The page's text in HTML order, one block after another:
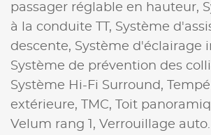
passager réglable en hauteur,
à la conduite TT, Système
descente, Système d'éclairage
Système de prévention des
Système Hi-Fi Surround,
extérieure,
TMC,
Toit
Velum rang 1, Verrouillage